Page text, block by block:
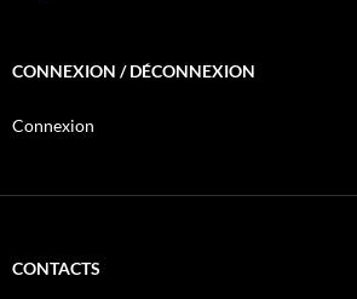
CONNEXION / DÉCONNEXION
Connexion
CONTACTS